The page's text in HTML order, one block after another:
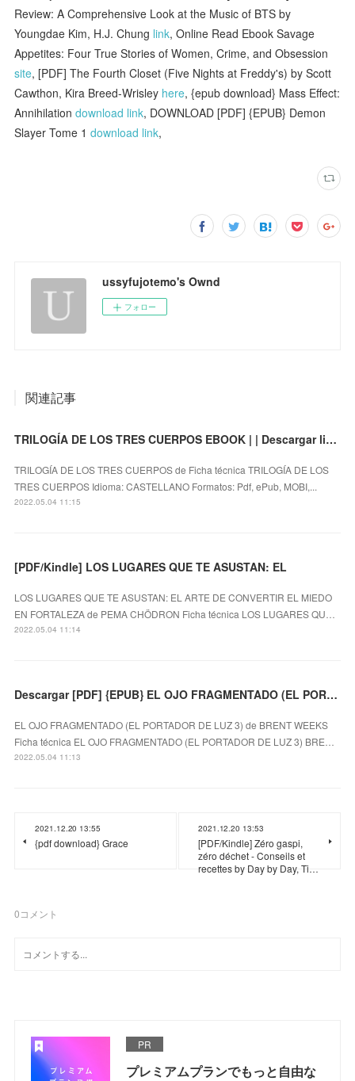
Review: A Comprehensive Look at the Music of BTS by
Youngdae Kim, H.J. Chung link, Online Read Ebook Savage
Appetites: Four True Stories of Women, Crime, and Obsession
site, [PDF] The Fourth Closet (Five Nights at Freddy's) by Scott
Cawthon, Kira Breed-Wrisley here, {epub download} Mass Effect:
Annihilationdownload link, DOWNLOAD [PDF] {EPUB} Demon
Slayer Tome 1download link,
ussyfujotemo's Ownd
フォロー
関連記事
TRILOGÍA DE LOS TRES CUERPOS EBOOK | | Descargar libro PDF EPUB
TRILOGÍA DE LOS TRES CUERPOS de Ficha técnica TRILOGÍA DE LOS
TRES CUERPOS Idioma: CASTELLANO Formatos: Pdf, ePub, MOBI,...
2022.05.04 11:15
[PDF/Kindle] LOS LUGARES QUE TE ASUSTAN: EL
LOS LUGARES QUE TE ASUSTAN: EL ARTE DE CONVERTIR EL MIEDO
EN FORTALEZA de PEMA CHÖDRON Ficha técnica LOS LUGARES QU…
2022.05.04 11:14
Descargar [PDF] {EPUB} EL OJO FRAGMENTADO (EL PORTADOR DE LUZ 3)
EL OJO FRAGMENTADO (EL PORTADOR DE LUZ 3) de BRENT WEEKS
Ficha técnica EL OJO FRAGMENTADO (EL PORTADOR DE LUZ 3) BRE…
2022.05.04 11:13
2021.12.20 13:55
{pdf download} Grace
2021.12.20 13:53
[PDF/Kindle] Zéro gaspi,
zéro déchet - Conseils et
recettes by Day by Day, Ti…
0コメント
PR
プレミアムプランでもっと自由な